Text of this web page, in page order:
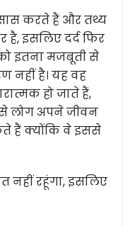
करते हैं और तथ्य
है, इसलिए दर्द फिर
इतना मजबूती से
नहीं है। यह वह
हो जाते हैं,
लोग अपने जीवन
हैं क्योंकि वे इससे
नहीं रहूंगा, इसलिए